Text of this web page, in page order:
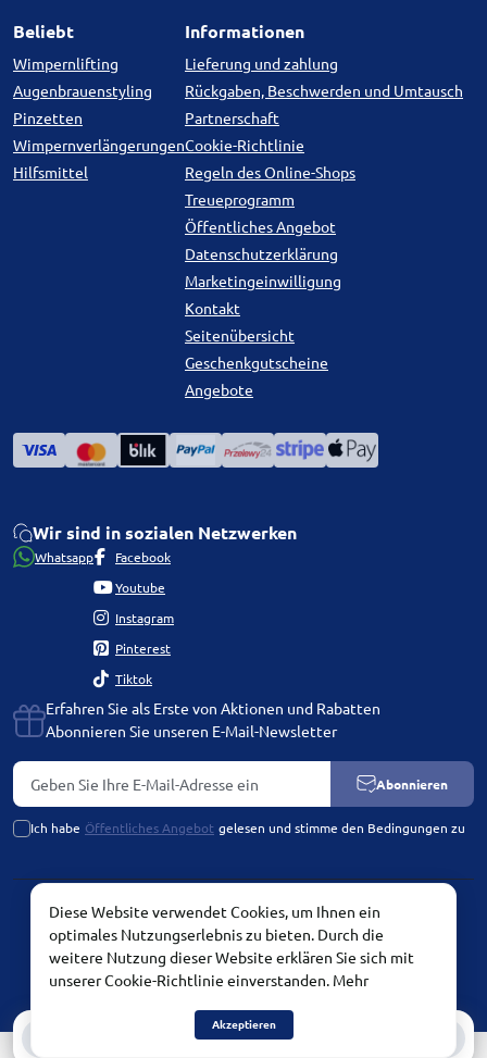
0
Beliebt
Wimpernlifting
Augenbrauenstyling
Pinzetten
Wimpernverlängerungen
Hilfsmittel
Informationen
Lieferung und zahlung
Rückgaben, Beschwerden und Umtausch
Partnerschaft
Cookie-Richtlinie
Regeln des Online-Shops
Treueprogramm
Öffentliches Angebot
Datenschutzerklärung
Marketingeinwilligung
Kontakt
Seitenübersicht
Geschenkgutscheine
Angebote
Wir sind in sozialen Netzwerken
Whatsapp Facebook
Youtube
Instagram
Pinterest
Tiktok
Erfahren Sie als Erste von Aktionen und Rabatten
Abonnieren Sie unseren E-Mail-Newsletter
Abonnieren
Ich habe Öffentliches Angebot gelesen und stimme den Bedingungen zu
PLATINUM by Chetvertinovskaya Liubov © 2026
Diese Website verwendet Cookies, um Ihnen ein
optimales Nutzungserlebnis zu bieten. Durch die
weitere Nutzung dieser Website erklären Sie sich mit
unserer Cookie-Richtlinie einverstanden. Mehr
Akzeptieren